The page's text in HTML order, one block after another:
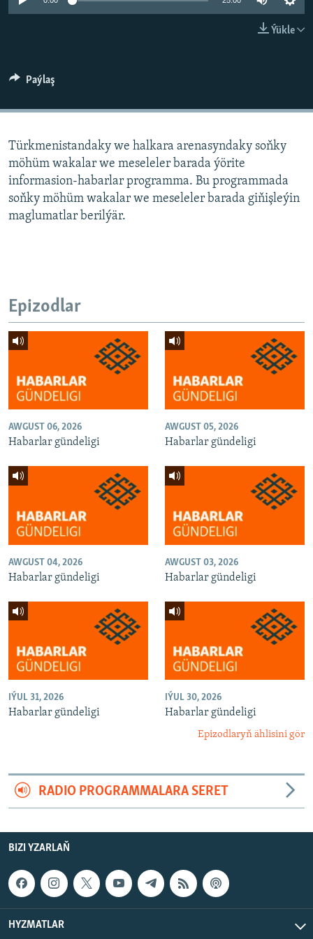
Ýükle
Paýlaş
Türkmenistandaky we halkara arenasyndaky soňky
möhüm wakalar we meseleler barada ýörite
informasion-habarlar programma. Bu programmada
soňky möhüm wakalar we meseleler barada giňişleýin
maglumatlar berilýär.
Epizodlar
AWGUST 06, 2026
Habarlar gündeligi
AWGUST 05, 2026
Habarlar gündeligi
AWGUST 04, 2026
Habarlar gündeligi
AWGUST 03, 2026
Habarlar gündeligi
IÝUL 31, 2026
Habarlar gündeligi
IÝUL 30, 2026
Habarlar gündeligi
Epizodlaryň ählisini gör
RADIO PROGRAMMALARA SERET
BIZI YZARLAŇ
HYZMATLAR